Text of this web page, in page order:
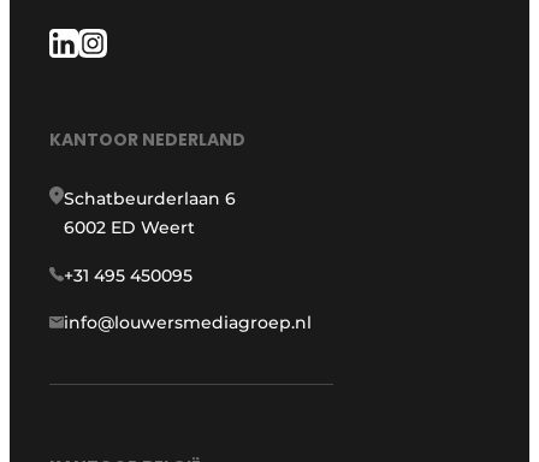
KANTOOR NEDERLAND
Schatbeurderlaan 6
6002 ED Weert
+31 495 450095
info@louwersmediagroep.nl